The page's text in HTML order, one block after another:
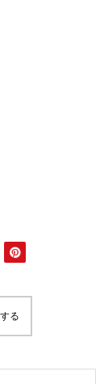
る